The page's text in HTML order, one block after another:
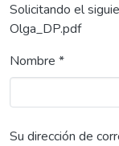
Solicitando el
Olga_DP.pdf
Nombre *
Su dirección de